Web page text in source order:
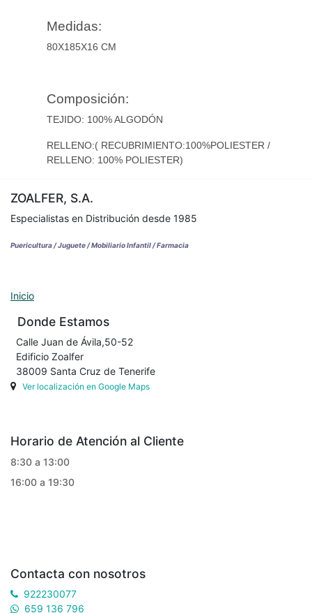
Medidas:
80X185X16 CM
Composición:
TEJIDO: 100% ALGODÓN
RELLENO:( RECUBRIMIENTO:100%POLIESTER /
RELLENO: 100% POLIESTER)
ZOALFER, S.A.
Especialistas en Distribución desde 1985
Puericultura / Juguete / Mobiliario Infantil / Farmacia
Inicio
Donde Estamos
Calle Juan de Ávila,50-52
Edificio Zoalfer
38009 Santa Cruz de Tenerife
Ver localización en Google Maps
Horario de Atención al Cliente
8:30 a 13:00
16:00 a 19:30
Contacta con nosotros
922230077
659 136 796